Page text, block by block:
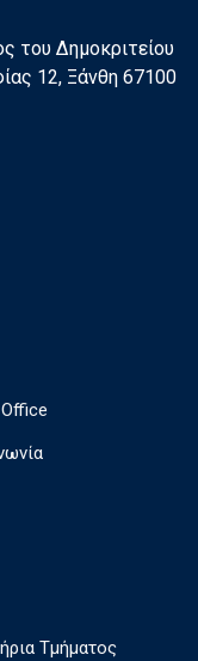
του Δημοκριτείου
12, Ξάνθη 67100
Τμήματος